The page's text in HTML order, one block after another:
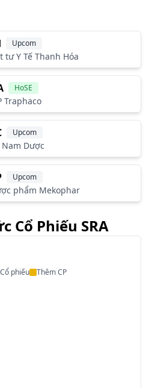
Upcom
tư Y Tế Thanh Hóa
HoSE
Traphaco
Upcom
Nam Dược
Upcom
phẩm Mekophar
Cổ Phiếu SRA
Cổ phiếu Thêm CP